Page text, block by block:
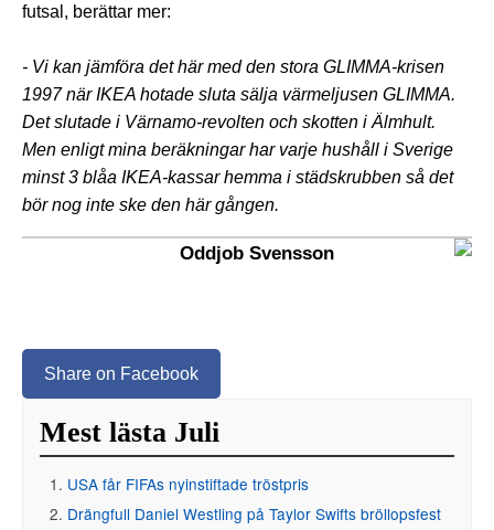
futsal, berättar mer:
- Vi kan jämföra det här med den stora GLIMMA-krisen
1997 när IKEA hotade sluta sälja värmeljusen GLIMMA.
Det slutade i Värnamo-revolten och skotten i Älmhult.
Men enligt mina beräkningar har varje hushåll i Sverige
minst 3 blåa IKEA-kassar hemma i städskrubben så det
bör nog inte ske den här gången.
Oddjob Svensson
Share on Facebook
Mest lästa Juli
USA får FIFAs nyinstiftade tröstpris
Drängfull Daniel Westling på Taylor Swifts bröllopsfest